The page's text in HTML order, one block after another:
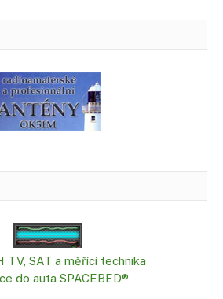
TV, SAT a měřící technika
do auta SPACEBED®